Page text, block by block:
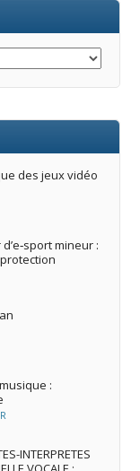
des jeux vidéo
mineur :
:
INTERPRETES